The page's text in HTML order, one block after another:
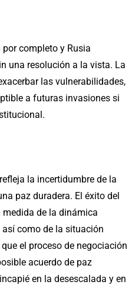
completo y Rusia
una resolución a la vista. La
las vulnerabilidades,
a futuras invasiones si
la incertidumbre de la
paz duradera. El éxito del
medida de la dinámica
como de la situación
el proceso de negociación
acuerdo de paz
en la desescalada y en